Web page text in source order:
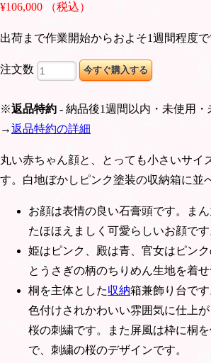
¥106,000 （税込）
出荷まで作業開始からおよそ1週間程度で
注文数
※返品特約 - 納品後1週間以内・未使用・
→返品特約の詳細
丸い赤ちゃん顔と、とっても小さいサイ
す。白地ぼかしピンク塗装の収納箱に並
お顔は表情の良い石膏頭です。ま
たほほえましく可愛らしいお顔です
姫はピンク、殿は青、官女はピン
とうさぎの柄のちりめん生地を着せ
桐を主体とした収納箱兼飾り台で
色付けされかわいい雰囲気に仕上
桜の刺繍です。また屏風は枠に桐
で、刺繍の桜のデザインです。